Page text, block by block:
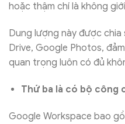
hoặc thậm chí là không
Dung lượng này được chia
Drive, Google Photos,
quan trọng luôn có đủ
Thứ ba là có bộ công
Google Workspace bao